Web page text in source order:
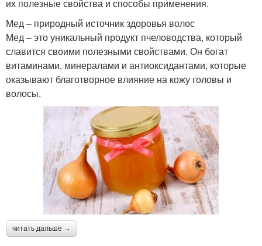
их полезные свойства и способы применения.
Мед – природный источник здоровья волос
Мед – это уникальный продукт пчеловодства, который
славится своими полезными свойствами. Он богат
витаминами, минералами и антиоксидантами, которые
оказывают благотворное влияние на кожу головы и
волосы.
читать дальше →